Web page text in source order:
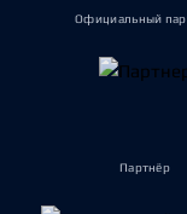
Официальный
Партнёр